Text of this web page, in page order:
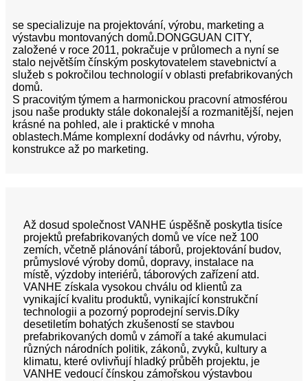
se specializuje na projektování, výrobu, marketing a
výstavbu montovaných domů.DONGGUAN CITY,
založené v roce 2011, pokračuje v průlomech a nyní se
stalo největším čínským poskytovatelem stavebnictví a
služeb s pokročilou technologií v oblasti prefabrikovaných
domů.
S pracovitým týmem a harmonickou pracovní atmosférou
jsou naše produkty stále dokonalejší a rozmanitější, nejen
krásné na pohled, ale i praktické v mnoha
oblastech.Máme komplexní dodávky od návrhu, výroby,
konstrukce až po marketing.
Až dosud společnost VANHE úspěšně poskytla tisíce
projektů prefabrikovaných domů ve více než 100
zemích, včetně plánování táborů, projektování budov,
průmyslové výroby domů, dopravy, instalace na
místě, výzdoby interiérů, táborových zařízení atd.
VANHE získala vysokou chválu od klientů za
vynikající kvalitu produktů, vynikající konstrukční
technologii a pozorný poprodejní servis.Díky
desetiletím bohatých zkušeností se stavbou
prefabrikovaných domů v zámoří a také akumulaci
různých národních politik, zákonů, zvyků, kultury a
klimatu, které ovlivňují hladký průběh projektu, je
VANHE vedoucí čínskou zámořskou výstavbou